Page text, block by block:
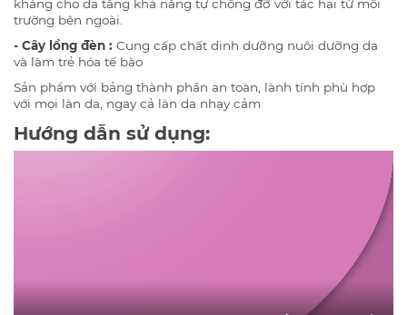
kháng cho da tăng khả năng tự chống đỡ với tác hại từ môi
trường bên ngoài.
- Cây lồng đèn : Cung cấp chất dinh dưỡng nuôi dưỡng da
và làm trẻ hóa tế bào
Sản phẩm với bảng thành phần an toàn, lành tính phù hợp
với mọi làn da, ngay cả làn da nhạy cảm
Hướng dẫn sử dụng: